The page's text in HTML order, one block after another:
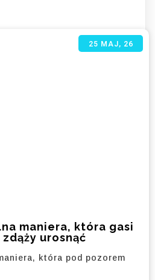
maniera, która gasi
urosnąć
25 MAJ, 26
która pod pozorem